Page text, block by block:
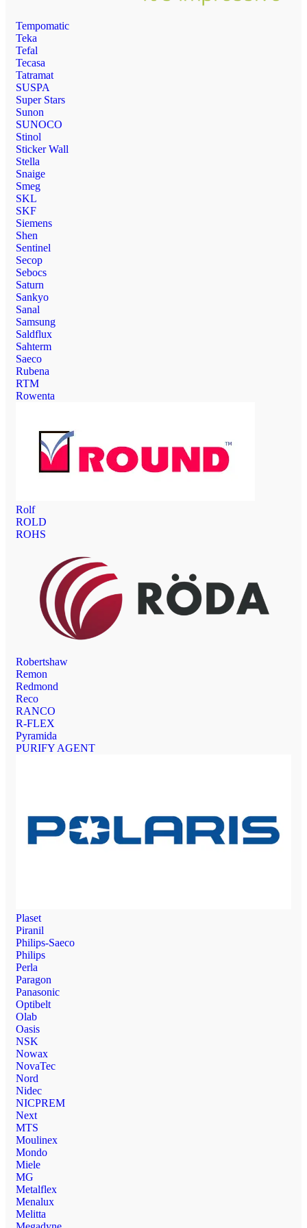
Tempomatic
Teka
Tefal
Tecasa
Tatramat
SUSPA
Super Stars
Sunon
SUNOCO
Stinol
Sticker Wall
Stella
Snaige
Smeg
SKL
SKF
Siemens
Shen
Sentinel
Secop
Sebocs
Saturn
Sankyo
Sanal
Samsung
Saldflux
Sahterm
Saeco
Rubena
RTM
Rowenta
Rolf
ROLD
ROHS
Robertshaw
Remon
Redmond
Reco
RANCO
R-FLEX
Pyramida
PURIFY AGENT
Plaset
Piranil
Philips-Saeco
Philips
Perla
Paragon
Panasonic
Optibelt
Olab
Oasis
NSK
Nowax
NovaTec
Nord
Nidec
NICPREM
Next
MTS
Moulinex
Mondo
Miele
MG
Metalflex
Menalux
Melitta